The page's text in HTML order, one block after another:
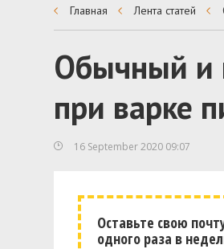
Главная Лента статей
Обычный и
при варке
16 September 2020 09:07
Оставьте свою
одного раза в